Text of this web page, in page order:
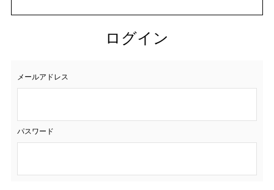
ログイン
メールアドレス
パスワード